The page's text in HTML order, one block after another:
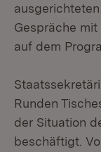
Gespräche
auf dem
Runden
der Situation
beschäftigt.